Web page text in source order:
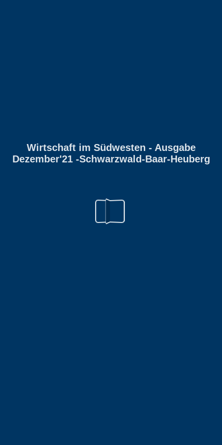
Wirtschaft im Südwesten - Ausgabe
Dezember'21 -Schwarzwald-Baar-Heuberg